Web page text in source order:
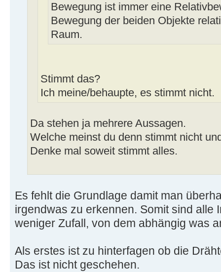
Bewegung ist immer eine
Bewegung der beiden Objekte
Raum.
Stimmt das?
Ich meine/behaupte, es stimmt nicht.
Da stehen ja mehrere Aussagen.
Welche meinst du denn stimmt nicht
Denke mal soweit stimmt alles.
Es fehlt die Grundlage damit man
irgendwas zu erkennen. Somit sind alle
weniger Zufall, von dem abhängig was
Als erstes ist zu hinterfagen ob die
Das ist nicht geschehen.